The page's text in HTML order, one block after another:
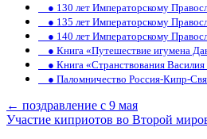
● 130 лет Императорскому
● 135 лет Императорскому
● 140 лет Императорскому
● Книга «Путешествие игумена
● Книга «Странствования Василия
● Паломничество Россия-Кипр-
← поздравление с 9 мая
Участие киприотов во Второй